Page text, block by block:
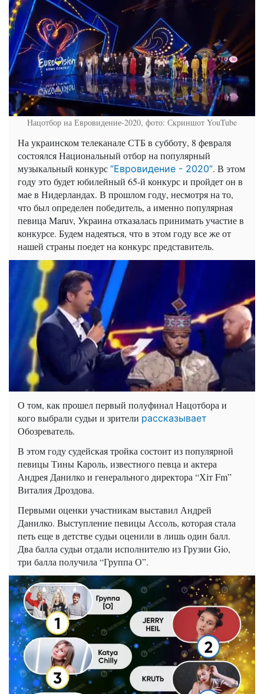
Нацотбор на Евровидение-2020, фото: Скриншот YouTube
На украинском телеканале СТБ в субботу, 8 февраля
состоялся Национальный отбор на популярный
музыкальный конкурс “Евровидение - 2020”. В этом
году это будет юбилейный 65-й конкурс и пройдет он в
мае в Нидерландах. В прошлом году, несмотря на то,
чтобыл определен победитель, а именно популярная
певицаMaruv, Украина отказалась принимать участие в
конкурсе. Будем надеяться, что в этом году все же от
нашей страны поедет на конкурс представитель.
О том, как прошел первый полуфиналНацотбора и
кого выбрали судьи и зрители рассказывает
Обозреватель.
В этом году судейская тройка состоит из популярной
певицы Тины Кароль, известного певца и актера
Андрея Данилко и генерального директора “ХітFm”
Виталия Дроздова.
Первыми оценки участникам выставил Андрей
Данилко. Выступление певицы Ассоль, которая стала
петь еще в детстве судьи оценили в лишь один балл.
Два балла судьи отдали исполнителю из Грузии Gio,
три балла получила “Группа О”.